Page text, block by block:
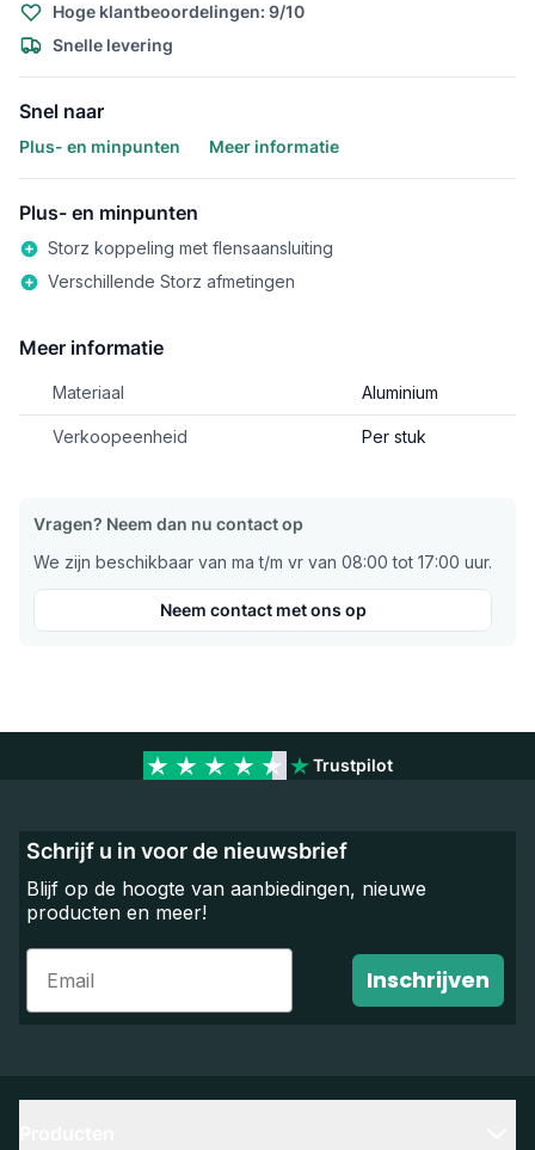
Hoge klantbeoordelingen: 9/10
Snelle levering
Snel naar
Plus- en minpunten Meer informatie
Plus- en minpunten
Storz koppeling met flensaansluiting
Verschillende Storz afmetingen
Meer informatie
Materiaal Aluminium
Verkoopeenheid Per stuk
Vragen? Neem dan nu contact op
We zijn beschikbaar van ma t/m vr van 08:00 tot 17:00 uur.
Neem contact met ons op
Trustpilot
Schrijf u in voor de nieuwsbrief
Blijf op de hoogte van aanbiedingen, nieuwe
producten en meer!
Email
Inschrijven